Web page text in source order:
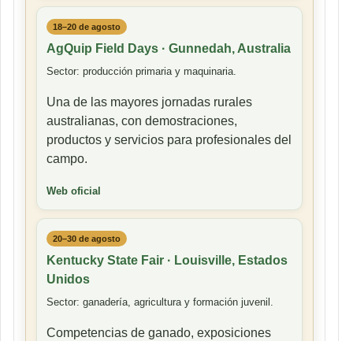
18–20 de agosto
AgQuip Field Days · Gunnedah, Australia
Sector: producción primaria y maquinaria.
Una de las mayores jornadas rurales
australianas, con demostraciones,
productos y servicios para profesionales del
campo.
Web oficial
20–30 de agosto
Kentucky State Fair · Louisville, Estados
Unidos
Sector: ganadería, agricultura y formación juvenil.
Competencias de ganado, exposiciones